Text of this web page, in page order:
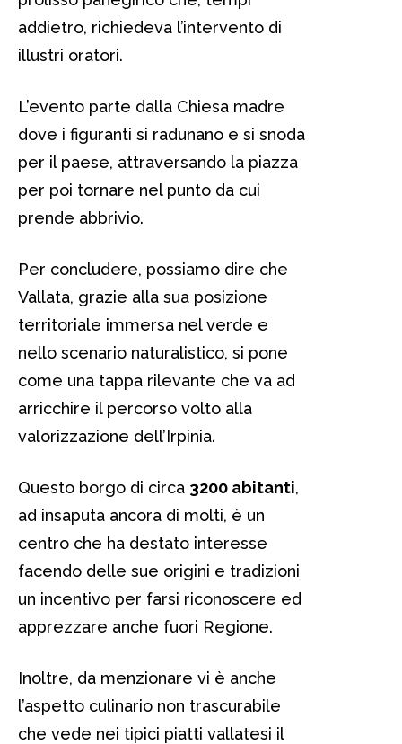
addietro, richiedeva l’intervento di
illustri oratori.
L’evento parte dalla Chiesa madre
dove i figuranti si radunano e si snoda
per il paese, attraversando la piazza
per poi tornare nel punto da cui
prende abbrivio.
Per concludere, possiamo dire che
Vallata, grazie alla sua posizione
territoriale immersa nel verde e
nello scenario naturalistico, si pone
come una tappa rilevante che va ad
arricchire il percorso volto alla
valorizzazione dell’Irpinia.
Questo borgo di circa 3200 abitanti,
ad insaputa ancora di molti, è un
centro che ha destato interesse
facendo delle sue origini e tradizioni
un incentivo per farsi riconoscere ed
apprezzare anche fuori Regione.
Inoltre, da menzionare vi è anche
l’aspetto culinario non trascurabile
che vede nei tipici piatti vallatesi il